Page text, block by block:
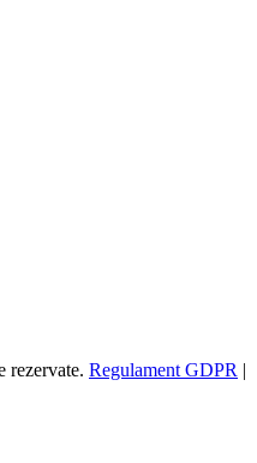
rezervate. Regulament GDPR |